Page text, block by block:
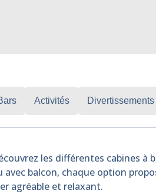
Activités Divertissements
les différentes cabines
avec balcon, chaque option
agréable et relaxant.